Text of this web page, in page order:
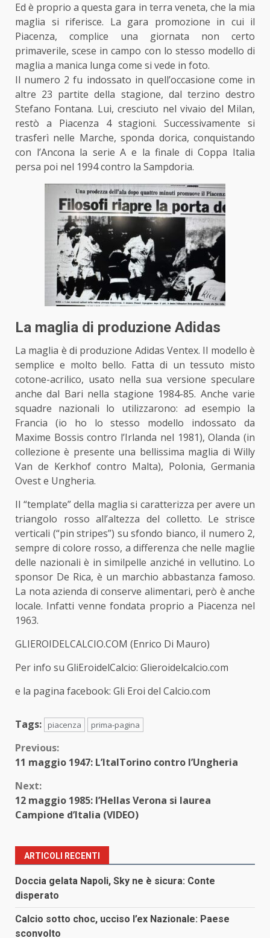
Ed è proprio a questa gara in terra veneta, che la mia
maglia si riferisce. La gara promozione in cui il
Piacenza, complice una giornata non certo
primaverile, scese in campo con lo stesso modello di
maglia a manica lunga come si vede in foto.
Il numero 2 fu indossato in quell’occasione come in
altre 23 partite della stagione, dal terzino destro
Stefano Fontana. Lui, cresciuto nel vivaio del Milan,
restò a Piacenza 4 stagioni. Successivamente si
trasferì nelle Marche, sponda dorica, conquistando
con l’Ancona la serie A e la finale di Coppa Italia
persa poi nel 1994 contro la Sampdoria.
La maglia di produzione Adidas
La maglia è di produzione Adidas Ventex. Il modello è
semplice e molto bello. Fatta di un tessuto misto
cotone-acrilico, usato nella sua versione speculare
anche dal Bari nella stagione 1984-85. Anche varie
squadre nazionali lo utilizzarono: ad esempio la
Francia (io ho lo stesso modello indossato da
Maxime Bossis contro l’Irlanda nel 1981), Olanda (in
collezione è presente una bellissima maglia di Willy
Van de Kerkhof contro Malta), Polonia, Germania
Ovest e Ungheria.
Il “template” della maglia si caratterizza per avere un
triangolo rosso all’altezza del colletto. Le strisce
verticali (“pin stripes”) su sfondo bianco, il numero 2,
sempre di colore rosso, a differenza che nelle maglie
delle nazionali è in similpelle anziché in vellutino. Lo
sponsor De Rica, è un marchio abbastanza famoso.
La nota azienda di conserve alimentari, però è anche
locale. Infatti venne fondata proprio a Piacenza nel
1963.
GLIEROIDELCALCIO.COM (Enrico Di Mauro)
Per info su GliEroidelCalcio: Glieroidelcalcio.com
e la pagina facebook: Gli Eroi del Calcio.com
Tags: piacenza prima-pagina
Continue
Reading
Previous:
11 maggio 1947: L’ItalTorino contro l’Ungheria
Next:
12 maggio 1985: l’Hellas Verona si laurea
Campione d’Italia (VIDEO)
ARTICOLI RECENTI
Doccia gelata Napoli, Sky ne è sicura: Conte
disperato
Calcio sotto choc, ucciso l’ex Nazionale: Paese
sconvolto